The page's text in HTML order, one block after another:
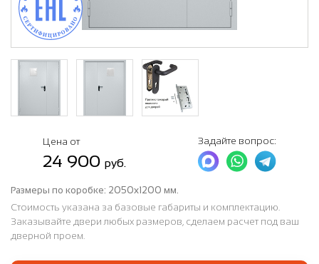
Цена от
24 900 руб.
Задайте вопрос:
Размеры по коробке: 2050х1200 мм.
Стоимость указана за базовые габариты и комплектацию.
Заказывайте двери любых размеров, сделаем расчет под ваш
дверной проем.